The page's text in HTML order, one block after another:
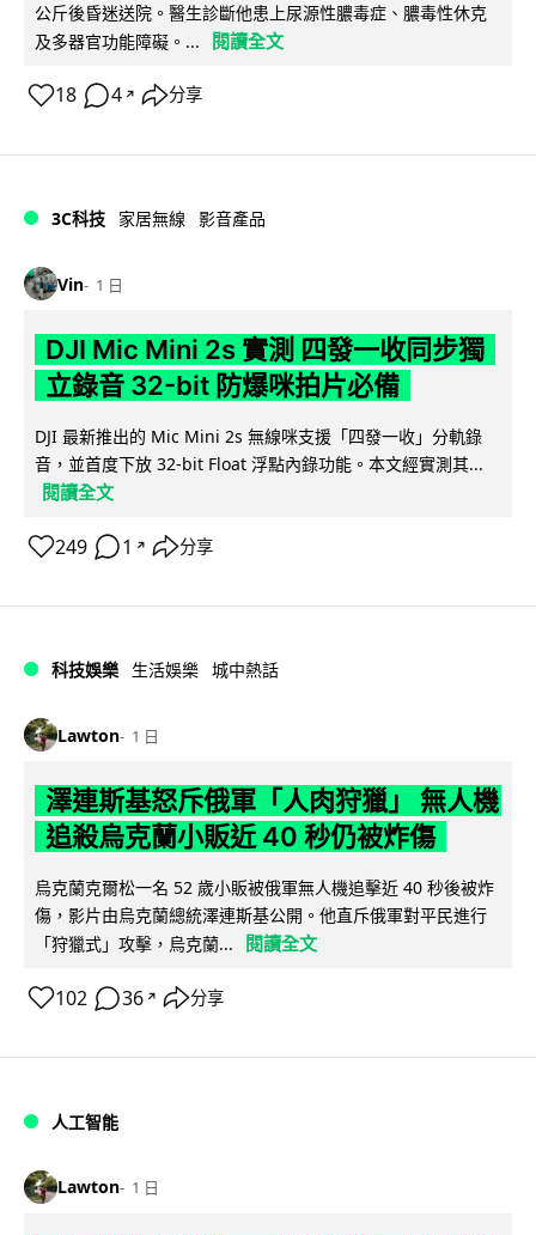
公斤後昏迷送院。醫生診斷他患上尿源性膿毒症、膿毒性休克
及多器官功能障礙。...
閱讀全文
18 4 ↗ 分享
3C科技 家居無線 影音產品
Vin 1 日
DJI Mic Mini 2s 實測 四發一收同步獨
立錄音 32-bit 防爆咪拍片必備
DJI 最新推出的 Mic Mini 2s 無線咪支援「四發一收」分軌錄
音，並首度下放 32-bit Float 浮點內錄功能。本文經實測其...
閱讀全文
249 1 ↗ 分享
科技娛樂 生活娛樂 城中熱話
Lawton 1 日
澤連斯基怒斥俄軍「人肉狩獵」 無人機
追殺烏克蘭小販近 40 秒仍被炸傷
烏克蘭克爾松一名 52 歲小販被俄軍無人機追擊近 40 秒後被炸
傷，影片由烏克蘭總統澤連斯基公開。他直斥俄軍對平民進行
「狩獵式」攻擊，烏克蘭...
閱讀全文
102 36 ↗ 分享
人工智能
Lawton 1 日